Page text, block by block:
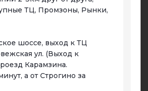
ТЦ, Промзоны, Рынки,
шоссе, выход к ТЦ
ул. (Выход к
Карамзина.
а от Строгино за